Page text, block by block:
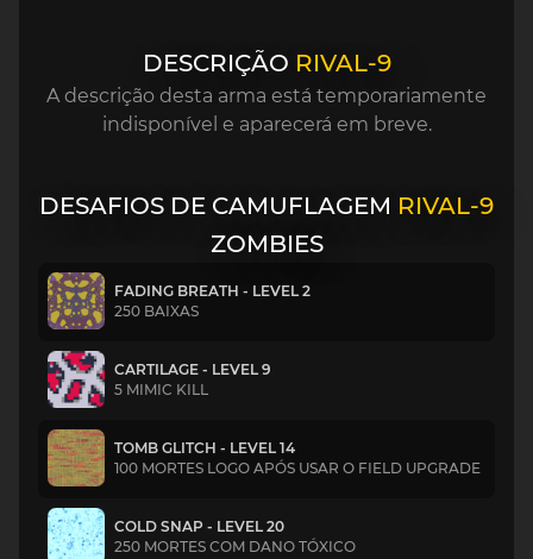
DESCRIÇÃO RIVAL-9
A descrição desta arma está temporariamente
indisponível e aparecerá em breve.
DESAFIOS DE CAMUFLAGEM RIVAL-9
ZOMBIES
FADING BREATH - LEVEL 2
250 BAIXAS
CARTILAGE - LEVEL 9
5 MIMIC KILL
TOMB GLITCH - LEVEL 14
100 MORTES LOGO APÓS USAR O FIELD UPGRADE
COLD SNAP - LEVEL 20
250 MORTES COM DANO TÓXICO